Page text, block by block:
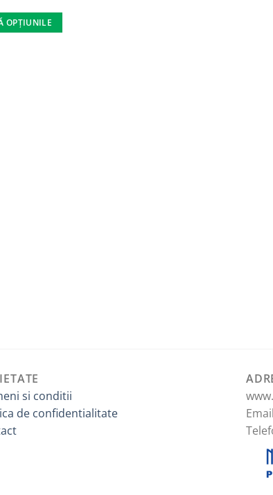
OPȚIUNILE
si conditii
de confidentialitate